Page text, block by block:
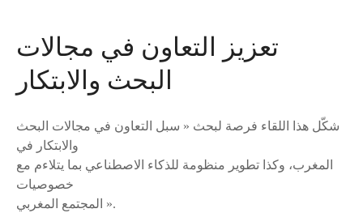
تعزيز التعاون في مجالات
البحث والابتكار
شكّل هذا اللقاء فرصة لبحث « سبل التعاون في مجالات البحث
والابتكار في
المغرب، وكذا تطوير منظومة للذكاء الاصطناعي بما يتلاءم مع
خصوصيات
المجتمع المغربي ».